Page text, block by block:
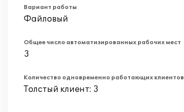
Вариант работы
Файловый
Общее число автоматизированных рабочих мест
3
Количество одновременно работающих клиентов
Толстый клиент: 3